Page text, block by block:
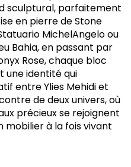
sculptural, parfaitement
en pierre de Stone
MichelAngelo ou
Bahia, en passant par
Rose, chaque bloc
une identité qui
entre Ylies Mehidi et
de deux univers, où
précieux se rejoignent
mobilier à la fois vivant